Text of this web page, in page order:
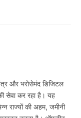
और भरोसेमंद डिजिटल
सेवा कर रहा है। यह
राज्यों की अहम, जमीनी